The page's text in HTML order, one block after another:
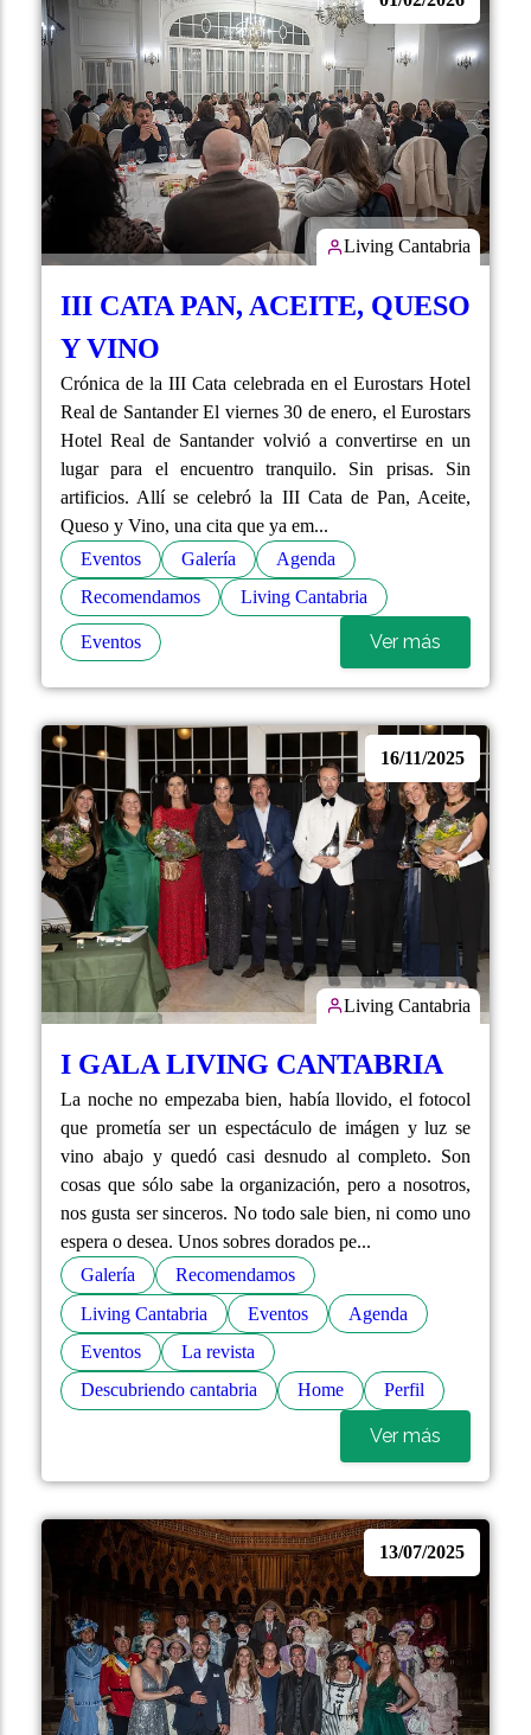
Living Cantabria
III CATA PAN, ACEITE, QUESO
Y VINO
Crónica de la III Cata celebrada en el Eurostars Hotel
Real de Santander El viernes 30 de enero, el Eurostars
Hotel Real de Santander volvió a convertirse en un
lugar para el encuentro tranquilo. Sin prisas. Sin
artificios. Allí se celebró la III Cata de Pan, Aceite,
Queso y Vino, una cita que ya em...
Eventos
Galería
Agenda
Recomendamos
Living Cantabria
Eventos Ver más
16/11/2025
Living Cantabria
I GALA LIVING CANTABRIA
La noche no empezaba bien, había llovido, el fotocol
que prometía ser un espectáculo de imágen y luz se
vino abajo y quedó casi desnudo al completo. Son
cosas que sólo sabe la organización, pero a nosotros,
nos gusta ser sinceros. No todo sale bien, ni como uno
espera o desea. Unos sobres dorados pe...
Galería
Recomendamos
Living Cantabria
Eventos
Agenda
Eventos
La revista
Descubriendo cantabria
Home Perfil
Ver más
13/07/2025